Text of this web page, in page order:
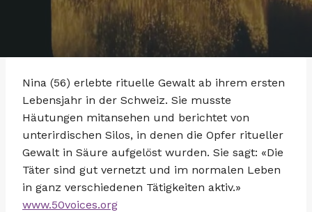
Nina (56) erlebte rituelle Gewalt ab ihrem ersten
Lebensjahr in der Schweiz. Sie musste
Häutungen mitansehen und berichtet von
unterirdischen Silos, in denen die Opfer ritueller
Gewalt in Säure aufgelöst wurden. Sie sagt: «Die
Täter sind gut vernetzt und im normalen Leben
in ganz verschiedenen Tätigkeiten aktiv.»
www.50voices.org